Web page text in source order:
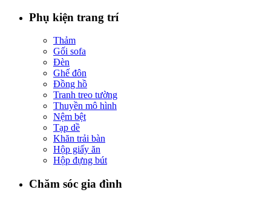
Phụ kiện trang trí
Thảm
Gối sofa
Đèn
Ghế đôn
Đồng hồ
Tranh treo tường
Thuyền mô hình
Nệm bệt
Tạp dề
Khăn trải bàn
Hộp giấy ăn
Hộp đựng bút
Chăm sóc gia đình